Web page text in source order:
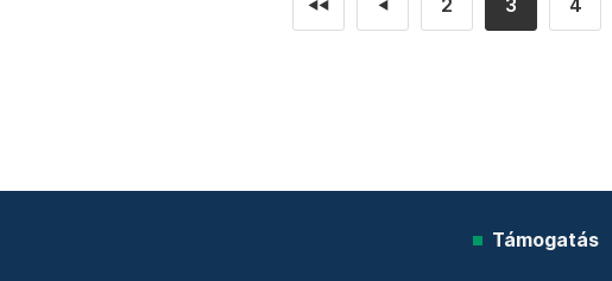
◄◄ ◄ 2 3 4
Támogatás